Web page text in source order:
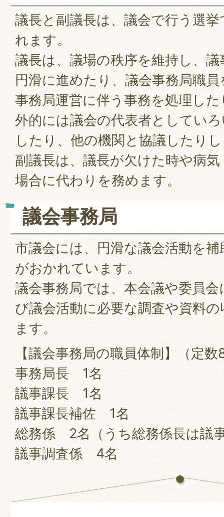
議長と副議長は、議会で行う選
れます。
議長は、議場の秩序を維持し、
円滑に進めたり、議会事務局職
事務局運営に伴う事務を処理し
外的には議会の代表者としてい
したり、他の機関と協議したり
副議長は、議長が欠けた時や病
場合に代わりを務めます。
議会事務局
市議会には、円滑な議会活動を
がおかれています。
議会事務局では、本会議や委員
び議会活動に必要な調査や資料
ます。
【議会事務局の職員体制】（定
事務局長 1名
議事課長 1名
議事課長補佐 1名
総務係 2名（うち総務係長は議
議事調査係 4名